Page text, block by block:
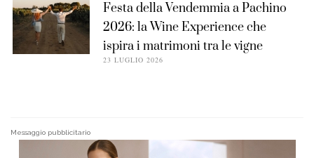
Festa della Vendemmia a Pachino
2026: la Wine Experience che
ispira i matrimoni tra le vigne
23 LUGLIO 2026
Messaggio pubblicitario